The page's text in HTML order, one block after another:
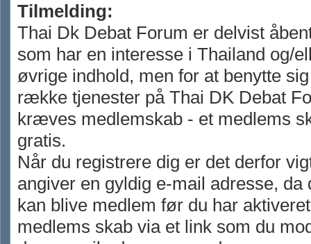
Tilmelding:
Thai Dk Debat Forum er delvist
som har en interesse i Thailand og/
øvrige indhold, men for at benytte
række tjenester på Thai DK Debat
kræves medlemskab - et medlems
gratis.
Når du registrere dig er det derfor
angiver en gyldig e-mail adresse, da
kan blive medlem før du har
medlems skab via et link som du